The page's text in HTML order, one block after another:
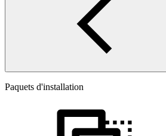
Paquets d'installation